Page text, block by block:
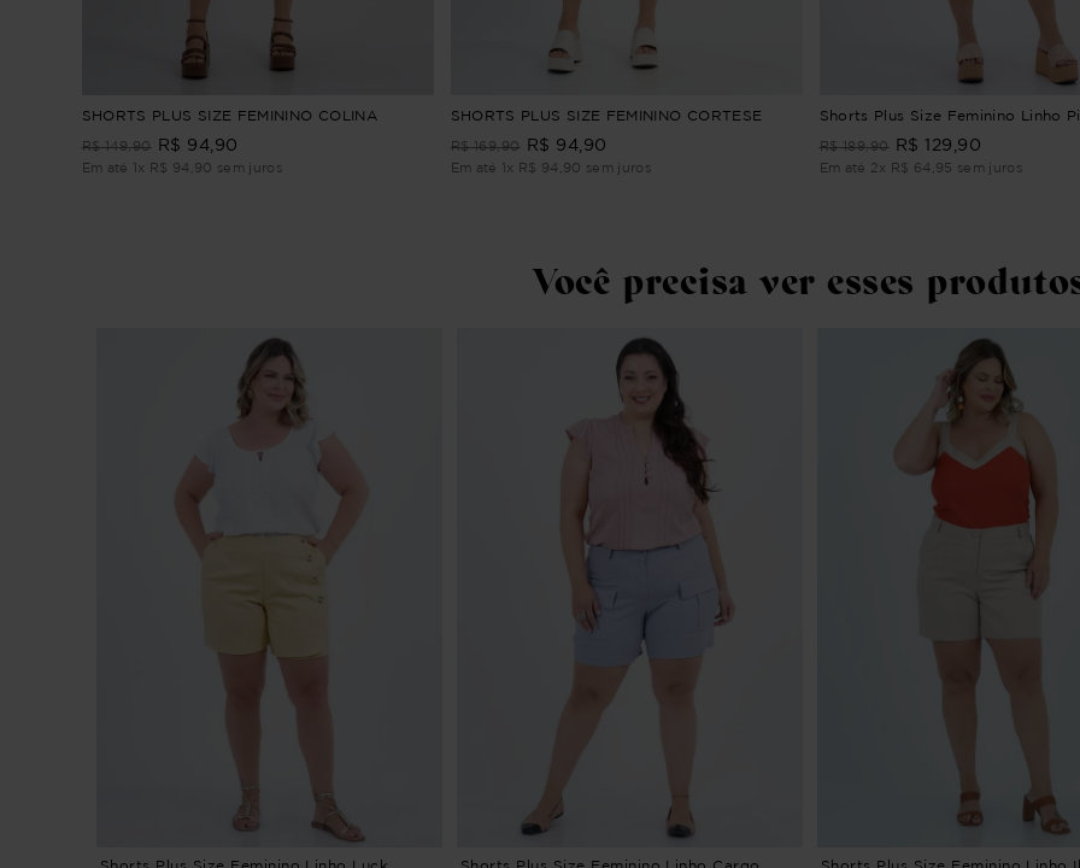
SHORTS PLUS SIZE FEMININO COLINA
R$ 149,90 R$ 94 90
Em até 1 x R$ 94 90 sem juros
SHORTS PLUS SIZE FEMININO CORTESE
R$ 169,90 R$ 94 90
Em até 1 x R$ 94 90 sem juros
Shorts Plus Size Feminino Linho
R$ 189,90 R$ 129 90
Em até 2x R$ 64 95 sem juros
Você precisa ver esses
Shorts Plus Size Feminino Linho Luck Shorts Plus Size Feminino Linho Cargo Shorts Plus Size Feminino Linho